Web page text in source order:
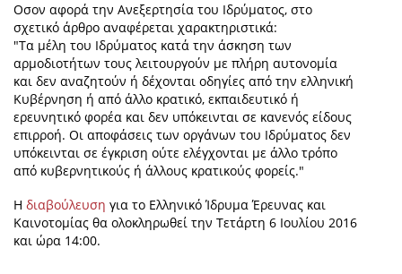
Οσον αφορά την Ανεξερτησία του Ιδρύματος, στο
σχετικό άρθρο αναφέρεται χαρακτηριστικά:
"Τα μέλη του Ιδρύματος κατά την άσκηση των
αρμοδιοτήτων τους λειτουργούν με πλήρη αυτονομία
και δεν αναζητούν ή δέχονται οδηγίες από την ελληνική
Κυβέρνηση ή από άλλο κρατικό, εκπαιδευτικό ή
ερευνητικό φορέα και δεν υπόκεινται σε κανενός είδους
επιρροή. Οι αποφάσεις των οργάνων του Ιδρύματος δεν
υπόκεινται σε έγκριση ούτε ελέγχονται με άλλο τρόπο
από κυβερνητικούς ή άλλους κρατικούς φορείς."
Η διαβούλευση για το Ελληνικό Ίδρυμα Έρευνας και
Καινοτομίας θα ολοκληρωθεί την Τετάρτη 6 Ιουλίου 2016
και ώρα 14:00.